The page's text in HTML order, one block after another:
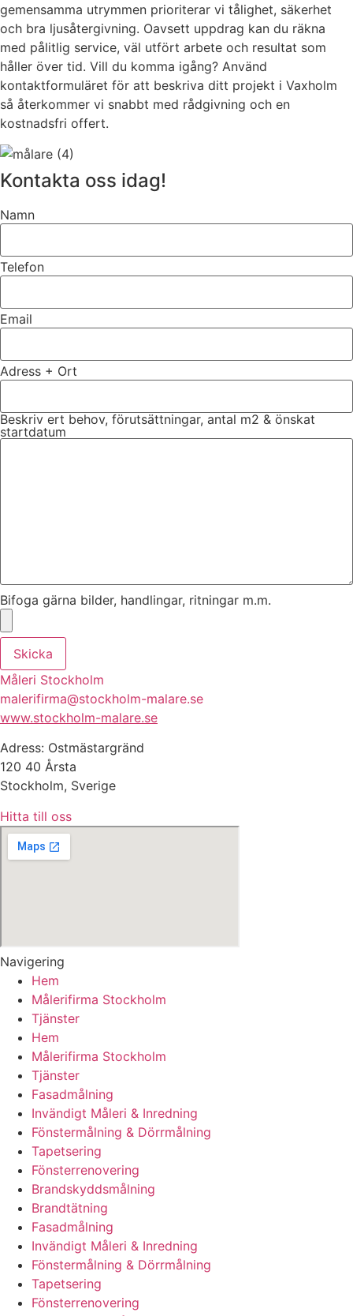
gemensamma utrymmen prioriterar vi tålighet, säkerhet
och bra ljusåtergivning. Oavsett uppdrag kan du räkna
med pålitlig service, väl utfört arbete och resultat som
håller över tid. Vill du komma igång? Använd
kontaktformuläret för att beskriva ditt projekt i Vaxholm
så återkommer vi snabbt med rådgivning och en
kostnadsfri offert.
Kontakta oss idag!
Namn
Telefon
Email
Adress + Ort
Beskriv ert behov, förutsättningar, antal m2 & önskat
startdatum
Bifoga gärna bilder, handlingar, ritningar m.m.
Skicka
Måleri Stockholm
malerifirma@stockholm-malare.se
www.stockholm-malare.se
Adress: Ostmästargränd
120 40 Årsta
Stockholm, Sverige
Hitta till oss
Navigering
Hem
Målerifirma Stockholm
Tjänster
Hem
Målerifirma Stockholm
Tjänster
Fasadmålning
Invändigt Måleri & Inredning
Fönstermålning & Dörrmålning
Tapetsering
Fönsterrenovering
Brandskyddsmålning
Brandtätning
Fasadmålning
Invändigt Måleri & Inredning
Fönstermålning & Dörrmålning
Tapetsering
Fönsterrenovering